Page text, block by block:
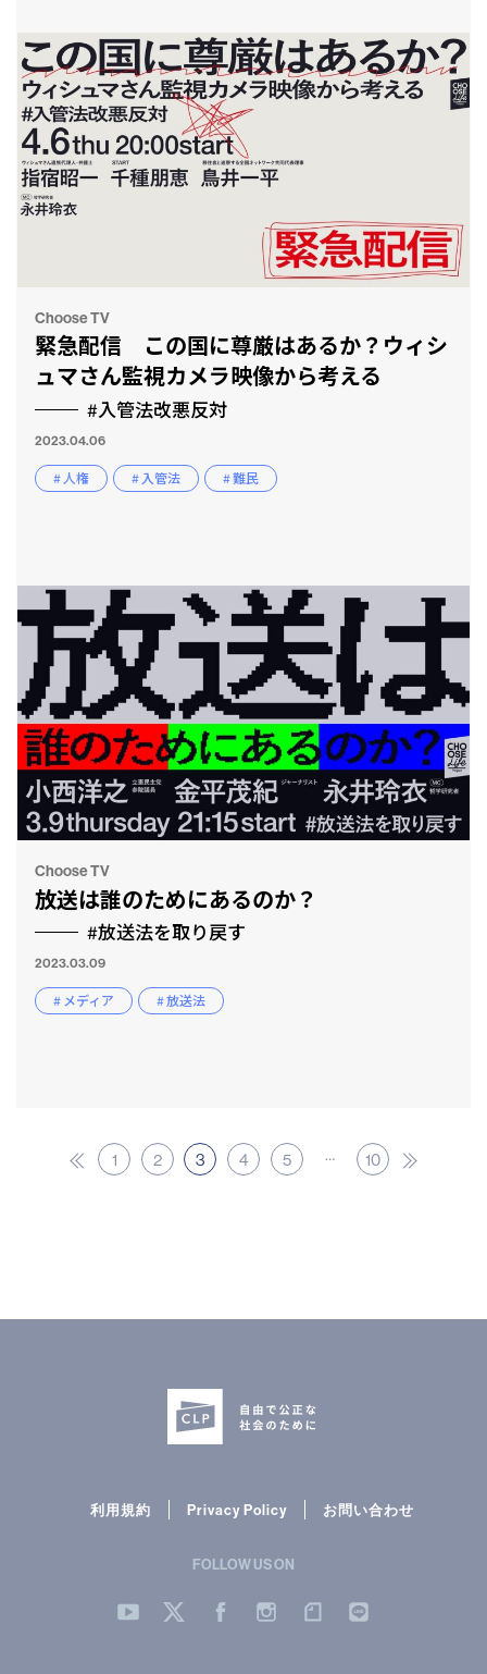
Choose TV
緊急配信 この国に尊厳はあるか？ウィシ
ュマさん監視カメラ映像から考える
#入管法改悪反対
2023.04.06
# 人権 # 入管法 # 難民
Choose TV
放送は誰のためにあるのか？
#放送法を取り戻す
2023.03.09
# メディア # 放送法
1 2 3 4 5 … 10
利用規約 Privacy Policy お問い合わせ
FOLLOW US ON